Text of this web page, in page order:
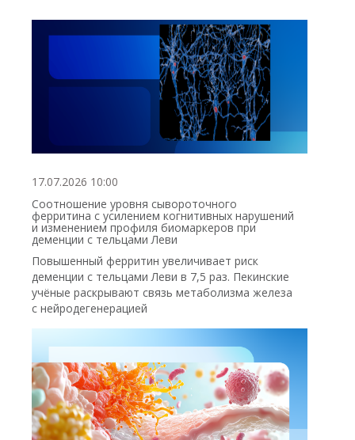
17.07.2026 10:00
Соотношение уровня сывороточного
ферритина с усилением когнитивных нарушений
и изменением профиля биомаркеров при
деменции с тельцами Леви
Повышенный ферритин увеличивает риск
деменции с тельцами Леви в 7,5 раз. Пекинские
учёные раскрывают связь метаболизма железа
с нейродегенерацией